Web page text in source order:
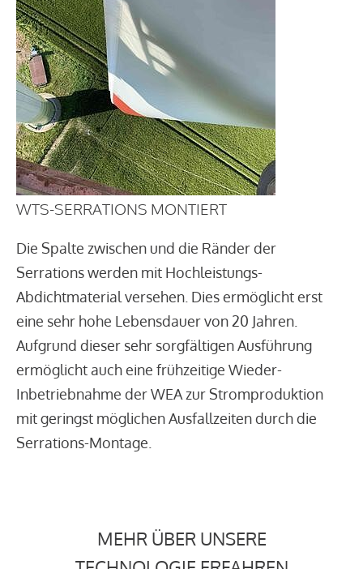
WTS-SERRATIONS MONTIERT
Die Spalte zwischen und die Ränder der
Serrations werden mit Hochleistungs-
Abdichtmaterial versehen. Dies ermöglicht erst
eine sehr hohe Lebensdauer von 20 Jahren.
Aufgrund dieser sehr sorgfältigen Ausführung
ermöglicht auch eine frühzeitige Wieder-
Inbetriebnahme der WEA zur Stromproduktion
mit geringst möglichen Ausfallzeiten durch die
Serrations-Montage.
MEHR ÜBER UNSERE